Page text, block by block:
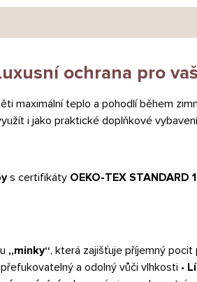
ochrana pro
maximální teplo a pohodlí během
i jako praktické doplňkové
s certifikáty OEKO-TEX STANDARD
„minky“, která zajišťuje příjemný pocit
a odolný vůči vlhkosti •